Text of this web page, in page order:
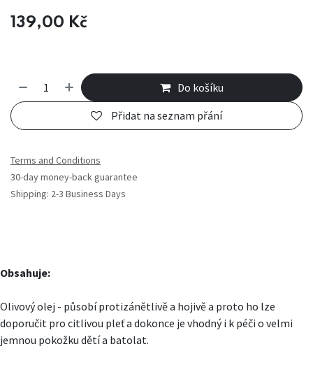
139,00 Kč
Do košíku
Přidat na seznam přání
Terms and Conditions
30-day money-back guarantee
Shipping: 2-3 Business Days
Obsahuje:
Olivový olej - působí protizánětlivě a hojivě a proto ho lze
doporučit pro citlivou pleť a dokonce je vhodný i k péči o velmi
jemnou pokožku dětí a batolat.